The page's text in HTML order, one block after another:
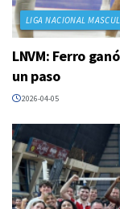
LIGA NACIONAL
LNVM: Ferro
un paso
2026-04-05